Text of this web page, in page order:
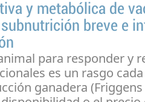
y metabólica de
breve e
para responder y
es un rasgo
ganadera (Friggens